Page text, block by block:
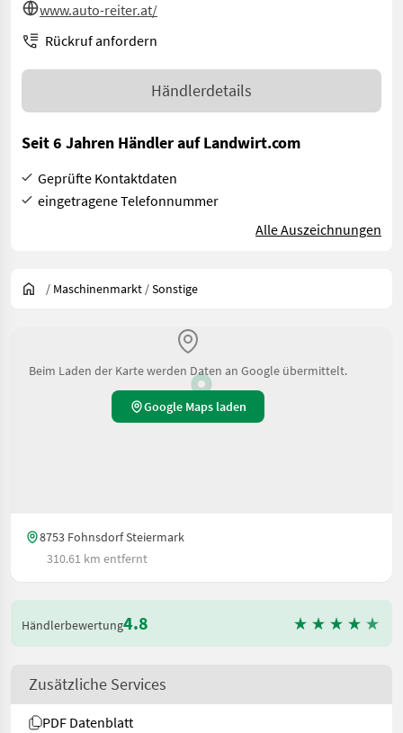
www.auto-reiter.at/
Rückruf anfordern
Händlerdetails
Seit 6 Jahren Händler auf Landwirt.com
Geprüfte Kontaktdaten
eingetragene Telefonnummer
Alle Auszeichnungen
/ Maschinenmarkt /Sonstige
Beim Laden der Karte werden Daten an Google übermittelt.
Google Maps laden
8753 Fohnsdorf Steiermark
310.61 km entfernt
Händlerbewertung4.8
Zusätzliche Services
PDF Datenblatt